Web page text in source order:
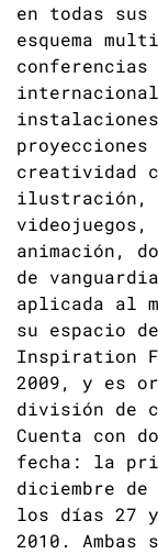
en todas sus
esquema
conferencias
creatividad
ilustración,
videojuegos,
animación,
de
aplicada al
su espacio
Inspiration
2009, y es
división de
Cuenta con
fecha: la
diciembre
los días 27 y
2010.